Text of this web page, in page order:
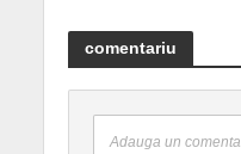
comentariu
Adauga un